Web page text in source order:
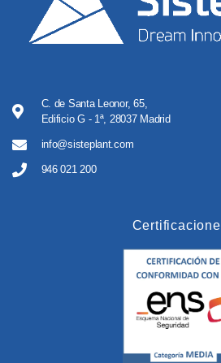
C. de Santa Leonor, 65,
Edificio G - 1ª, 28037 Madrid
info@sisteplant.com
946 021 200